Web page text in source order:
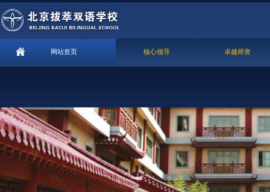
网站首页 核心领导 卓越师资